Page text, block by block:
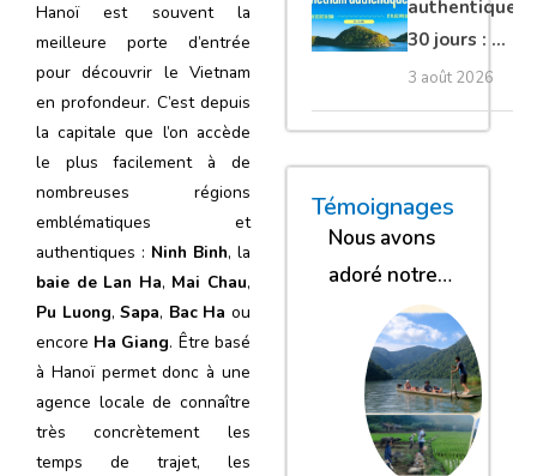
Hanoï est souvent la
meilleure porte d’entrée
pour découvrir le Vietnam
en profondeur. C’est depuis
la capitale que l’on accède
le plus facilement à de
nombreuses régions
emblématiques et
authentiques : Ninh Binh, la
baie de Lan Ha, Mai Chau,
Pu Luong,Sapa, Bac Ha ou
encore Ha Giang. Être basé
à Hanoï permet donc à une
agence locale de connaître
très concrètement les
temps de trajet, les
authentique
30 jours : Du
nord secret
au sud et
plage Phu
Quoc
3 août 2026
Témoignages
Nous avons
adoré notre
« Nous
« Nous sommes